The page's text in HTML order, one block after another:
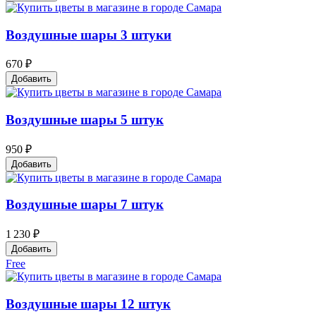
Воздушные шары 3 штуки
670 ₽
Добавить
Воздушные шары 5 штук
950 ₽
Добавить
Воздушные шары 7 штук
1 230 ₽
Добавить
Free
Воздушные шары 12 штук